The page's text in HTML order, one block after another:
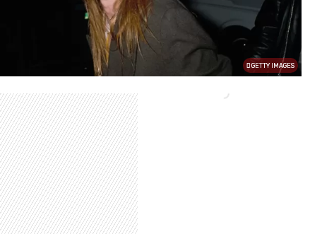
GETTY IMAGES